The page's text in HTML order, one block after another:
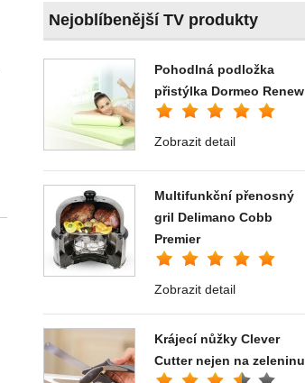
Nejoblíbenější TV produkty
Pohodlná podložka
přistýlka Dormeo Renew
Zobrazit detail
Multifunkční přenosný
gril Delimano Cobb
Premier
Zobrazit detail
Krájecí nůžky Clever
Cutter nejen na zeleninu